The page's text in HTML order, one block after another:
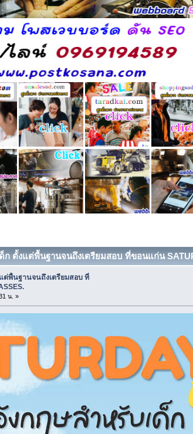
ก ตั้งแต่พื้นฐานจนถึงเตรียมสอบ ที่ขอนแก่น
ต่พื้นฐานจนถึงเตรียมสอบ ที่
น. »